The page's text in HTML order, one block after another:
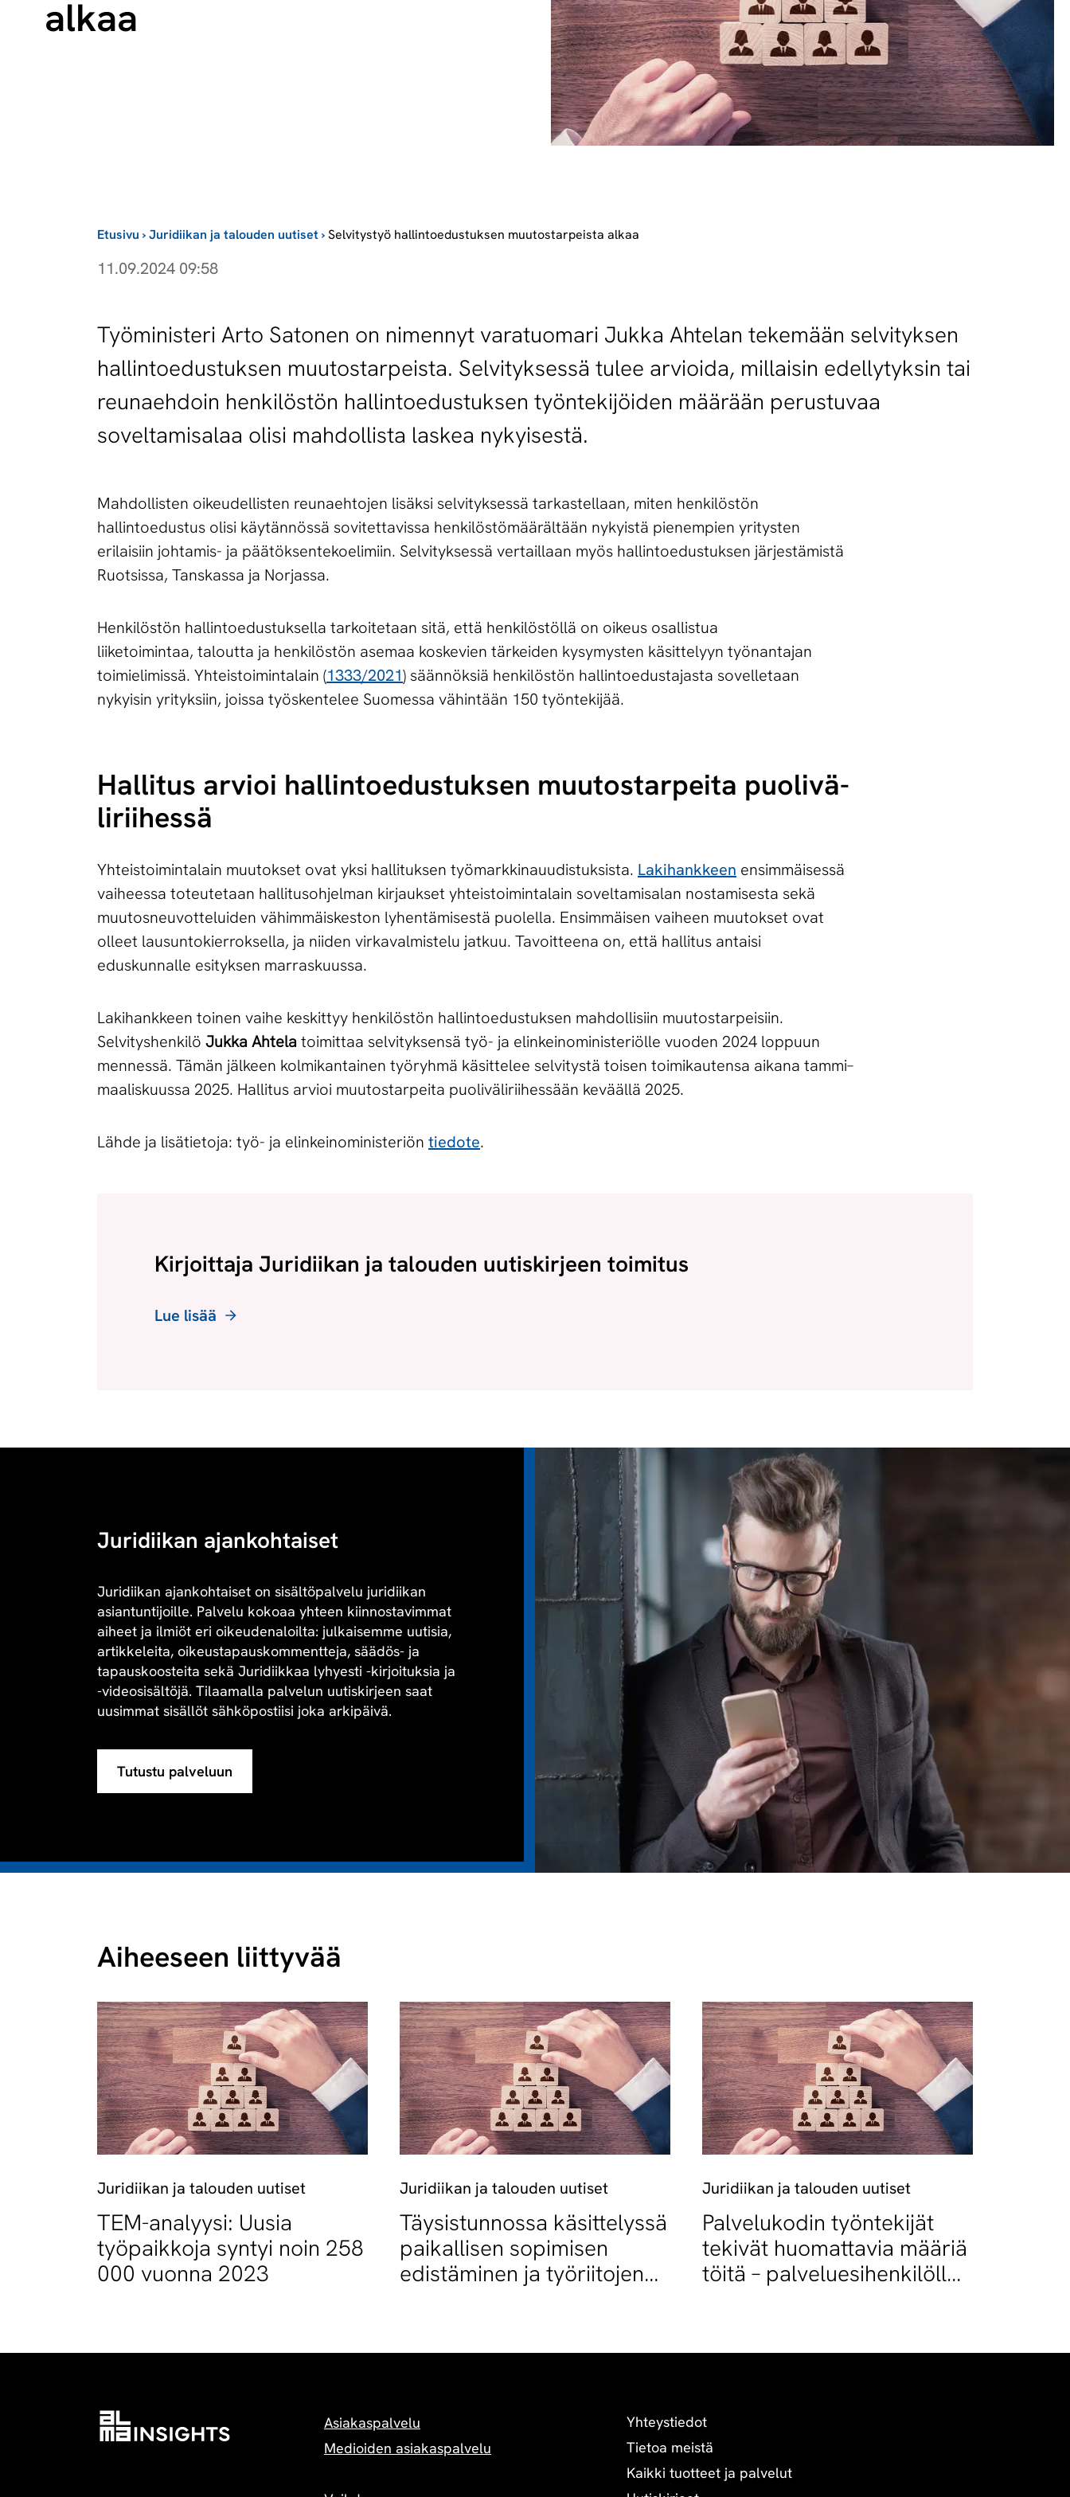
alkaa
Etusivu ›Juridiikan ja talouden uutiset›Selvitystyö hallintoedustuksen muutostarpeista alkaa
11.09.2024 09:58
Työministeri Arto Satonen on nimennyt varatuomari Jukka Ahtelan tekemään selvityksen
hallintoedustuksen muutostarpeista. Selvityksessä tulee arvioida, millaisin edellytyksin tai
reunaehdoin henkilöstön hallintoedustuksen työntekijöiden määrään perustuvaa
soveltamisalaa olisi mahdollista laskea nykyisestä.
Mahdollisten oikeudellisten reunaehtojen lisäksi selvityksessä tarkastellaan, miten henkilöstön
hallintoedustus olisi käytännössä sovitettavissa henkilöstömäärältään nykyistä pienempien yritysten
erilaisiin johtamis- ja päätöksentekoelimiin. Selvityksessä vertaillaan myös hallintoedustuksen järjestämistä
Ruotsissa, Tanskassa ja Norjassa.
Henkilöstön hallintoedustuksella tarkoitetaan sitä, että henkilöstöllä on oikeus osallistua
liiketoimintaa, taloutta ja henkilöstön asemaa koskevien tärkeiden kysymysten käsittelyyn työnantajan
toimielimissä. Yhteistoimintalain (1333/2021) säännöksiä henkilöstön hallintoedustajasta sovelletaan
nykyisin yrityksiin, joissa työskentelee Suomessa vähintään 150 työntekijää.
Hallitus arvioi hal­lin­toe­dus­tuk­sen muutostarpeita puo­li­vä­
li­rii­hes­sä
Yhteistoimintalain muutokset ovat yksi hallituksen työmarkkinauudistuksista. Lakihankkeen ensimmäisessä
vaiheessa toteutetaan hallitusohjelman kirjaukset yhteistoimintalain soveltamisalan nostamisesta sekä
muutosneuvotteluiden vähimmäiskeston lyhentämisestä puolella. Ensimmäisen vaiheen muutokset ovat
olleet lausuntokierroksella, ja niiden virkavalmistelu jatkuu. Tavoitteena on, että hallitus antaisi
eduskunnalle esityksen marraskuussa.
Lakihankkeen toinen vaihe keskittyy henkilöstön hallintoedustuksen mahdollisiin muutostarpeisiin.
Selvityshenkilö Jukka Ahtelatoimittaa selvityksensä työ- ja elinkeinoministeriölle vuoden 2024 loppuun
mennessä. Tämän jälkeen kolmikantainen työryhmä käsittelee selvitystä toisen toimikautensa aikana tammi–
maaliskuussa 2025. Hallitus arvioi muutostarpeita puoliväliriihessään keväällä 2025.
Lähde ja lisätietoja: työ- ja elinkeinoministeriön tiedote.
Kirjoittaja Juridiikan ja talouden uutiskirjeen toimitus
Lue lisää
Juridiikan ajankohtaiset
Juridiikan ajankohtaiset on sisältöpalvelu juridiikan
asiantuntijoille. Palvelu kokoaa yhteen kiinnostavimmat
aiheet ja ilmiöt eri oikeudenaloilta: julkaisemme uutisia,
artikkeleita, oikeustapauskommentteja, säädös- ja
tapauskoosteita sekä Juridiikkaa lyhyesti -kirjoituksia ja
-videosisältöjä. Tilaamalla palvelun uutiskirjeen saat
uusimmat sisällöt sähköpostiisi joka arkipäivä.
Tutustu palveluun
Aiheeseen liittyvää
Juridiikan ja talouden uutiset
TEM-analyysi: Uusia
työpaikkoja syntyi noin 258
000 vuonna 2023
Juridiikan ja talouden uutiset
Täysistunnossa käsittelyssä
paikallisen sopimisen
edistäminen ja työriitojen
Juridiikan ja talouden uutiset
Palvelukodin työntekijät
tekivät huomattavia määriä
töitä – palveluesihenkilölle
Asiakaspalvelu
Medioiden asiakaspalvelu
Yhteystiedot
Tietoa meistä
Kaikki tuotteet ja palvelut